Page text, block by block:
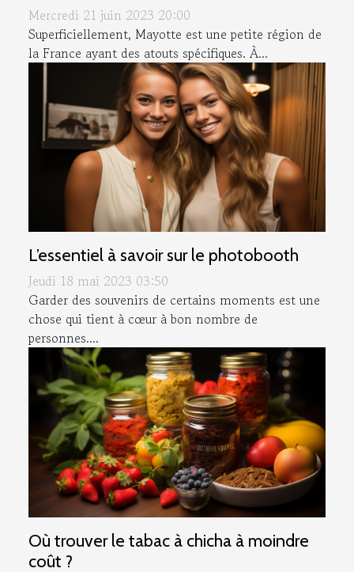
Mercredi 21 juin 2023 20:00
Superficiellement, Mayotte est une petite région de
la France ayant des atouts spécifiques. À...
L’essentiel à savoir sur le photobooth
Jeudi 18 mai 2023 03:50
Garder des souvenirs de certains moments est une
chose qui tient à cœur à bon nombre de
personnes....
Où trouver le tabac à chicha à moindre
coût ?